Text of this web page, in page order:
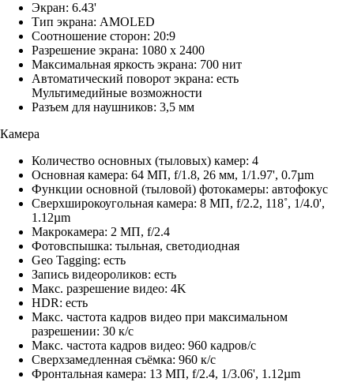
Экран: 6.43'
Тип экрана: AMOLED
Соотношение сторон: 20:9
Разрешение экрана: 1080 x 2400
Максимальная яркость экрана: 700 нит
Автоматический поворот экрана: есть
Мультимедийные возможности
Разъем для наушников: 3,5 мм
Камера
Количество основных (тыловых) камер: 4
Основная камера: 64 МП, f/1.8, 26 мм, 1/1.97', 0.7µm
Функции основной (тыловой) фотокамеры: автофокус
Сверхширокоугольная камера: 8 МП, f/2.2, 118˚, 1/4.0',
1.12µm
Макрокамера: 2 МП, f/2.4
Фотовспышка: тыльная, светодиодная
Geo Tagging: есть
Запись видеороликов: есть
Макс. разрешение видео: 4K
HDR: есть
Макс. частота кадров видео при максимальном
разрешении: 30 к/с
Макс. частота кадров видео: 960 кадров/с
Сверхзамедленная съёмка: 960 к/с
Фронтальная камера: 13 МП, f/2.4, 1/3.06', 1.12µm